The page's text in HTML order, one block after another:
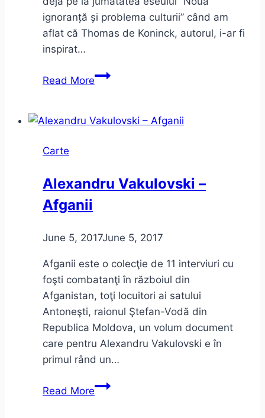
ignoranță și problema culturii” când am
aflat că Thomas de Koninck, autorul, i-ar fi
inspirat…
Read MoreMicul
ignoranță
Carte
Alexandru Vakulovski –
Afganii
June 5, 2017June 5, 2017
Afganii este o colecţie de 11 interviuri cu
foşti combatanţi în războiul din
Afganistan, toţi locuitori ai satului
Antoneşti, raionul Ştefan-Vodă din
Republica Moldova, un volum document
care pentru Alexandru Vakulovski e în
primul rând un…
Read MoreAlexandru